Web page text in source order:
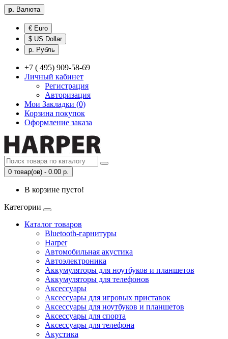
р. Валюта
€ Euro
$ US Dollar
р. Рубль
+7 ( 495) 909-58-69
Личный кабинет
Регистрация
Авторизация
Мои Закладки (0)
Корзина покупок
Оформление заказа
0 товар(ов) - 0.00 р.
В корзине пусто!
Категории
Каталог товаров
Bluetooth-гарнитуры
Harper
Автомобильная акустика
Автоэлектроника
Аккумуляторы для ноутбуков и планшетов
Аккумуляторы для телефонов
Аксессуары
Аксессуары для игровых приставок
Аксессуары для ноутбуков и планшетов
Аксессуары для спорта
Аксессуары для телефона
Акустика